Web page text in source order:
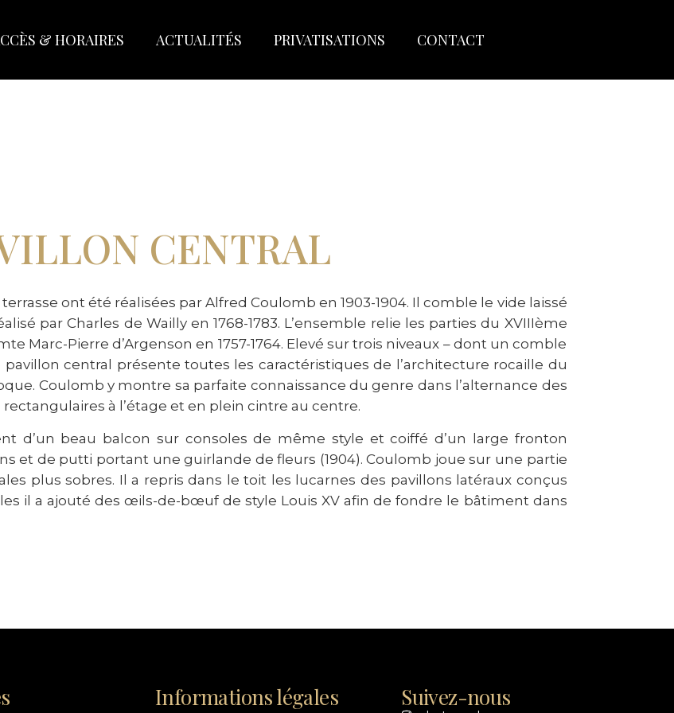
& HORAIRES ACTUALITÉS PRIVATISATIONS CONTACT
CENTRAL
ont été réalisées par Alfred Coulomb en 1903-1904. Il comble le vide laissé
par Charles de Wailly en 1768-1783. L’ensemble relie les parties du XVIIIème
Marc-Pierre d’Argenson en 1757-1764. Elevé sur trois niveaux – dont un comble
central présente toutes les caractéristiques de l’architecture rocaille du
Coulomb y montre sa parfaite connaissance du genre dans l’alternance des
à l’étage et en plein cintre au centre.
d’un beau balcon sur consoles de même style et coiffé d’un large fronton
et de putti portant une guirlande de fleurs (1904). Coulomb joue sur une partie
plus sobres. Il a repris dans le toit les lucarnes des pavillons latéraux conçus
il a ajouté des œils-de-bœuf de style Louis XV afin de fondre le bâtiment dans
Informations légales Suivez-nous